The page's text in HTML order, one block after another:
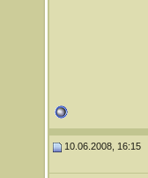
10.06.2008, 16:15